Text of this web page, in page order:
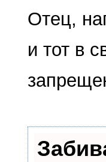
Отец,
и тот в